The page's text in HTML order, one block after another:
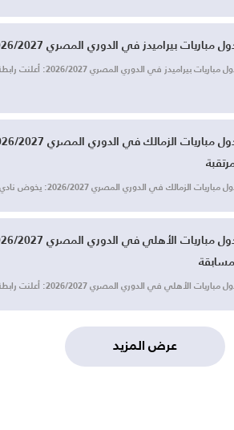
مباريات بيراميدز في الدوري المصري 2026/2027 والمواعيد الكاملة
مباريات بيراميدز في الدوري المصري 2026/2027: أعلنت رابطة…
مباريات الزمالك في الدوري المصري 2026/2027: يخوض نادي…
مباريات الأهلي في الدوري المصري 2026/2027: أعلنت رابطة…
عرض المزيد